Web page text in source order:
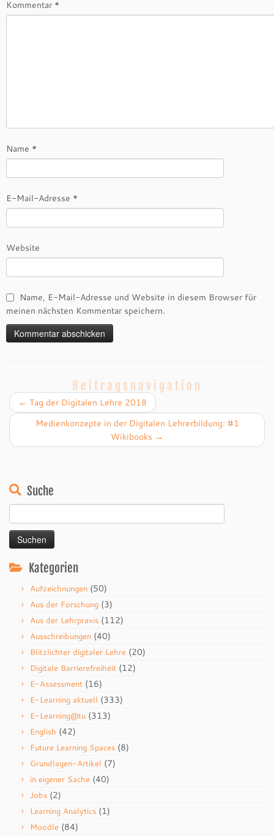
Kommentar *
Name *
E-Mail-Adresse *
Website
Name, E-Mail-Adresse und Website in diesem Browser für
meinen nächsten Kommentar speichern.
Beitragsnavigation
← Tag der Digitalen Lehre 2018
Medienkonzepte in der Digitalen Lehrerbildung: #1
Wikibooks →
Suche
nach:
Kategorien
Aufzeichnungen (50)
Aus der Forschung (3)
Aus der Lehrpraxis (112)
Ausschreibungen (40)
Blitzlichter digitaler Lehre (20)
Digitale Barrierefreiheit (12)
E-Assessment (16)
E-Learning aktuell (333)
E-Learning@tu (313)
English (42)
Future Learning Spaces (8)
Grundlagen-Artikel (7)
in eigener Sache (40)
Jobs (2)
Learning Analytics (1)
Moodle (84)